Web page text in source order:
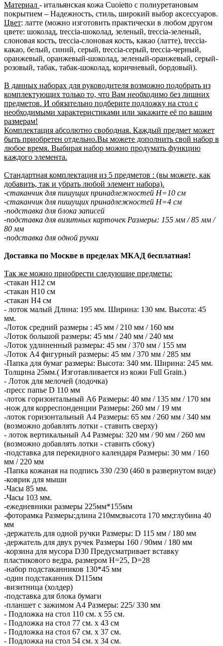
Материал - итальянская кожа Cuoietto с полиуретановым
покрытием – Надежность, стиль, широкий выбор аксессуаров.
Цвет: латте (можно изготовить практически в любом другом
цвете: шоколад, treccia-шоколад, зеленый, treccia-зеленый,
слоновая кость, treccia-слоновая кость, какао (латте), treccia-
какао, белый, синий, серый, treccia-серый, treccia-черный,
оранжевый, оранжевый-шоколад, зеленый-оранжевый, серый-
розовый, табак, табак-шоколад, коричневый, бордовый).
В данных наборах для руководителя возможно подобрать из
комплектующих только то, что Вам необходимо без лишних
предметов. И обязательно подберите подложку на стол с
необходимыми характеристиками или закажите её по вашим
размерам!
Комплектация абсолютно свободная. Каждый предмет может
быть приобретен отдельно.Вы можете дополнить свой набор в
любое время. Выбирая набор можно продумать функцию
каждого элемента.
Стандартная комплектация из 5 предметов : (вы можете, как
добавить, так и убрать любой элемент набора).
-стаканчик для пишущих принадлежностей H=10 см
-стаканчик для пишущих принадлежностей H=4 см
-подставка для блока записей
-подставка для визитных карточек Размеры: 155 мм / 85 мм /
80 мм
-подставка для одной ручки
Доставка по Москве в пределах МКАД бесплатная!
Так же можно приобрести следующие предметы:
-стакан Н12 см
-стакан Н10 см
-стакан Н4 см
- лоток малый Длина: 195 мм. Ширина: 130 мм. Высота: 45
мм.
-Лоток средний размеры : 45 мм / 210 мм / 160 мм
-Лоток большой размеры: 45 мм / 240 мм / 240 мм
-Лоток удлиненный размеры: 45 мм / 370 мм / 155 мм
-Лоток А4 фигурный размеры: 45 мм / 370 мм / 285 мм
-Папка для бумаг размеры: Высота: 340 мм. Ширина: 245 мм.
Толщина 25мм.( Изготавливается из кожи Full Grain.)
- Лоток для мелочей (лодочка)
-пресс папье D 110 мм
-лоток горизонтальный А6 Размеры: 40 мм / 135 мм / 170 мм
-нож для корреспонденции Размеры: 260 мм / 19 мм
-лоток горизонтальный А4 Размеры: 65 мм / 260 мм / 340 мм
(возможно добавлять лотки - ставить сверху)
- лоток вертикальный А4 Размеры: 320 мм / 90 мм / 260 мм
(возможно добавлять лотки - ставить сбоку)
-подставка для перекидного календаря Размеры: 30 мм / 160
мм / 220 мм
-Папка кожаная на подпись 330 /230 (460 в развернутом виде)
-коврик для мыши
-Часы 85 мм.
-Часы 103 мм.
-ежедневники размеры 225мм*155мм
-фоторамка Размеры:длина 210мм;высота 170 мм;глубина 40
мм
-держатель для одной ручки Размеры: D 115 мм / 180 мм
-держатель для двух ручек Размеры 160 / 90мм / 180 мм
-корзина для мусора D30 Предусматривает вставку
пластикового ведра, размером H=25, D=28
-набор подстаканников 130*45 мм
-один подстаканник D115мм
-визитница (холдер)
-подставка для блока бумаги
-планшет с зажимом А4 Размеры: 225/ 330 мм
- Подложка на стол 110 см. х 55 см.
- Подложка на стол 77 см. х 43 см
- Подложка на стол 67 см. х 37 см.
- Подложка на стол 54 см. х 34 см.